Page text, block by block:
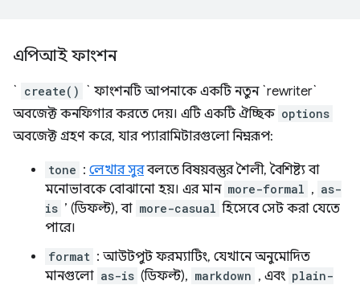
এপিআই ফাংশন
` create()
` ফাংশনটি আপনাকে একটি নতুন `rewriter`
অবজেক্ট কনফিগার করতে দেয়। এটি একটি ঐচ্ছিক options
অবজেক্ট গ্রহণ করে, যার প্যারামিটারগুলো নিম্নরূপ:
tone ​​: লেখার সুরবলতে বিষয়বস্তুর শৈলী, বৈশিষ্ট্য বা
মনোভাবকে বোঝানো হয়। এর মান more-formal , as-
is ’ (ডিফল্ট), বা more-casual হিসেবে সেট করা যেতে
পারে।
format : আউটপুট ফরম্যাটিং, যেখানে অনুমোদিত
মানগুলো as-is (ডিফল্ট), markdown , এবং plain-